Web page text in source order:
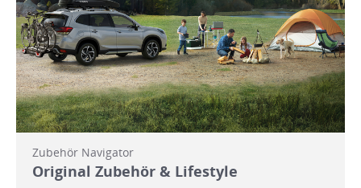
Zubehör Navigator
Original Zubehör & Lifestyle